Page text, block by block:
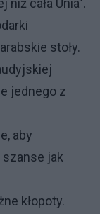
stoły.
jednego z
aby
jak
kłopoty.